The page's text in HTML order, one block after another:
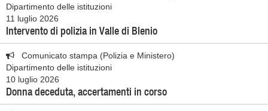
Dipartimento delle istituzioni
11 luglio 2026
Intervento di polizia in Valle di Blenio
Comunicato stampa (Polizia e Ministero)
Dipartimento delle istituzioni
10 luglio 2026
Donna deceduta, accertamenti in corso